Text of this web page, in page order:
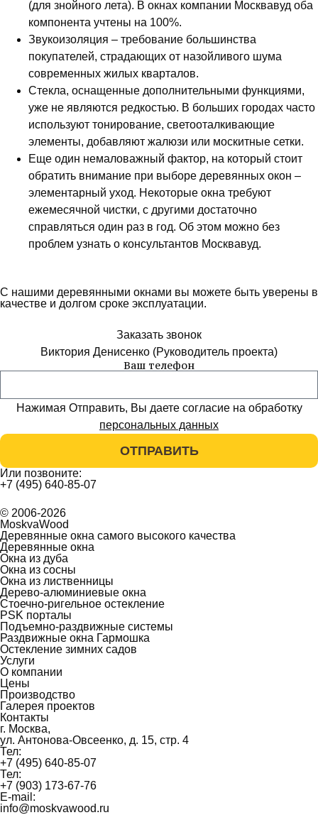
(для знойного лета). В окнах компании Москвавуд оба
компонента учтены на 100%.
Звукоизоляция – требование большинства
покупателей, страдающих от назойливого шума
современных жилых кварталов.
Стекла, оснащенные дополнительными функциями,
уже не являются редкостью. В больших городах часто
используют тонирование, светооталкивающие
элементы, добавляют жалюзи или москитные сетки.
Еще один немаловажный фактор, на который стоит
обратить внимание при выборе деревянных окон –
элементарный уход. Некоторые окна требуют
ежемесячной чистки, с другими достаточно
справляться один раз в год. Об этом можно без
проблем узнать о консультантов Москвавуд.
С нашими деревянными окнами вы можете быть уверены в
качестве и долгом сроке эксплуатации.
Заказать звонок
Виктория Денисенко (Руководитель проекта)
Ваш телефон
Нажимая Отправить, Вы даете согласие на обработку
персональных данных
ОТПРАВИТЬ
Или позвоните:
+7 (495) 640-85-07
© 2006-2026
MoskvaWood
Деревянные окна самого высокого качества
Деревянные окна
Окна из дуба
Окна из сосны
Окна из лиственницы
Дерево-алюминиевые окна
Стоечно-ригельное остекление
PSK порталы
Подъемно-раздвижные системы
Раздвижные окна Гармошка
Остекление зимних садов
Услуги
О компании
Цены
Производство
Галерея проектов
Контакты
г. Москва,
ул. Антонова-Овсеенко, д. 15, стр. 4
Тел:
+7 (495) 640-85-07
Тел:
+7 (903) 173-67-76
E-mail:
info@moskvawood.ru